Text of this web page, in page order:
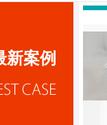
新案例